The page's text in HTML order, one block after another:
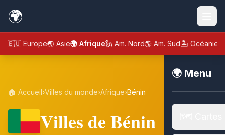
🌍
🇪🇺 Europe🌏 Asie🌍 Afrique🗽 Am. Nord🌎 Am. Sud🏝️ Océanie
🌍 Menu
🏠 Accueil›Villes du monde›Afrique›Bénin
Villes de Bénin